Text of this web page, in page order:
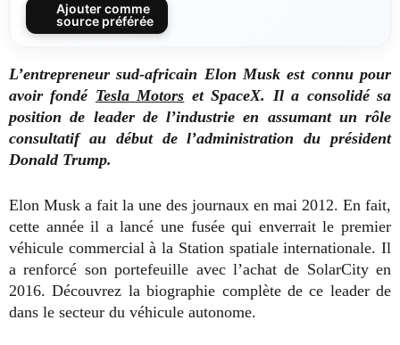
Ajouter comme
source préférée
L’entrepreneur sud-africain Elon Musk est connu pour
avoir fondé Tesla Motors et SpaceX. Il a consolidé sa
position de leader de l’industrie en assumant un rôle
consultatif au début de l’administration du président
Donald Trump.
Elon Musk a fait la une des journaux en mai 2012. En fait,
cette année il a lancé une fusée qui enverrait le premier
véhicule commercial à la Station spatiale internationale. Il
a renforcé son portefeuille avec l’achat de SolarCity en
2016. Découvrez la biographie complète de ce leader de
dans le secteur du véhicule autonome.